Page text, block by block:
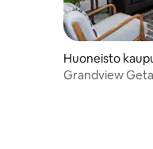
Huoneisto
ngham
Grandview